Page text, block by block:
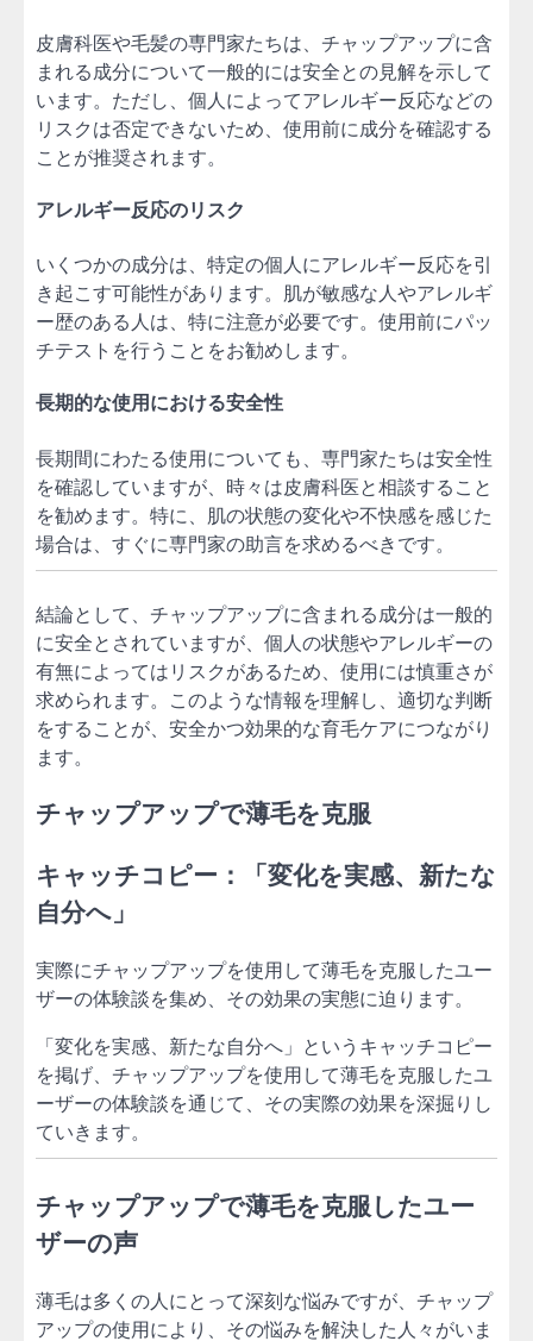
皮膚科医や毛髪の専門家たちは、チャップアップに含
まれる成分について一般的には安全との見解を示して
います。ただし、個人によってアレルギー反応などの
リスクは否定できないため、使用前に成分を確認する
ことが推奨されます。
アレルギー反応のリスク
いくつかの成分は、特定の個人にアレルギー反応を引
き起こす可能性があります。肌が敏感な人やアレルギ
ー歴のある人は、特に注意が必要です。使用前にパッ
チテストを行うことをお勧めします。
長期的な使用における安全性
長期間にわたる使用についても、専門家たちは安全性
を確認していますが、時々は皮膚科医と相談すること
を勧めます。特に、肌の状態の変化や不快感を感じた
場合は、すぐに専門家の助言を求めるべきです。
結論として、チャップアップに含まれる成分は一般的
に安全とされていますが、個人の状態やアレルギーの
有無によってはリスクがあるため、使用には慎重さが
求められます。このような情報を理解し、適切な判断
をすることが、安全かつ効果的な育毛ケアにつながり
ます。
チャップアップで薄毛を克服
キャッチコピー：「変化を実感、新たな
自分へ」
実際にチャップアップを使用して薄毛を克服したユー
ザーの体験談を集め、その効果の実態に迫ります。
「変化を実感、新たな自分へ」というキャッチコピー
を掲げ、チャップアップを使用して薄毛を克服したユ
ーザーの体験談を通じて、その実際の効果を深掘りし
ていきます。
チャップアップで薄毛を克服したユー
ザーの声
薄毛は多くの人にとって深刻な悩みですが、チャップ
アップの使用により、その悩みを解決した人々がいま